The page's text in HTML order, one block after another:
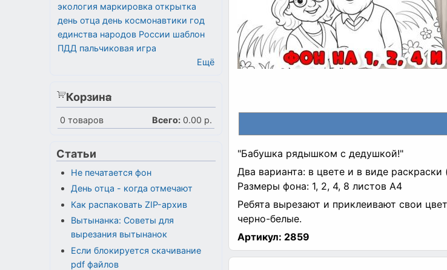
"Бабушка рядышком с дедушкой!"
Два варианта: в цвете и в виде
Размеры фона: 1, 2, 4, 8 листов A4
Ребята вырезают и приклеивают свои
черно-белые.
Артикул: 2859
экология маркировка открытка
день отца день космонавтики год
единства народов России шаблон
ПДД пальчиковая игра
Ещё
Корзина
0 товаров Всего: 0.00 р.
Статьи
Не печатается фон
День отца - когда отмечают
Как распаковать ZIP-архив
Вытынанка: Советы для
вырезания вытынанок
Если блокируется скачивание
pdf файлов